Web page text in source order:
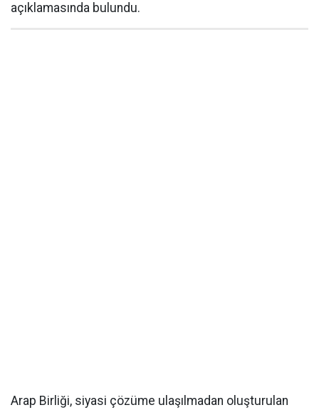
açıklamasında bulundu.
Arap Birliği, siyasi çözüme ulaşılmadan oluşturulan